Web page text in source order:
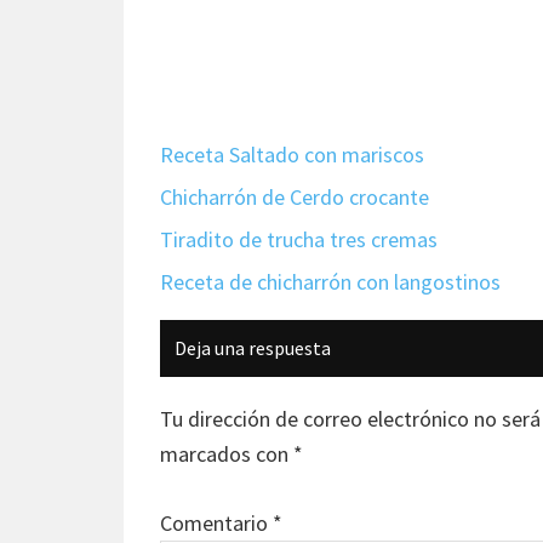
Receta Saltado con mariscos
Chicharrón de Cerdo crocante
Tiradito de trucha tres cremas
Receta de chicharrón con langostinos
Interacciones
con
los
lectores
Deja una respuesta
Tu dirección de correo electrónico no
marcados con *
Comentario *